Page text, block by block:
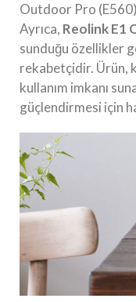
Outdoor Pro
Ayrıca, Reolink E1
sunduğu özellikler
rekabetçidir. Ürün,
kullanım imkanı
güçlendirmesi için